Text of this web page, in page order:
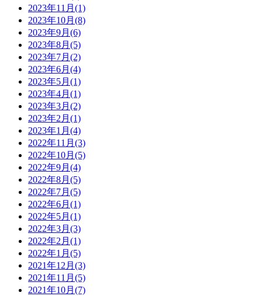
2023年11月(1)
2023年10月(8)
2023年9月(6)
2023年8月(5)
2023年7月(2)
2023年6月(4)
2023年5月(1)
2023年4月(1)
2023年3月(2)
2023年2月(1)
2023年1月(4)
2022年11月(3)
2022年10月(5)
2022年9月(4)
2022年8月(5)
2022年7月(5)
2022年6月(1)
2022年5月(1)
2022年3月(3)
2022年2月(1)
2022年1月(5)
2021年12月(3)
2021年11月(5)
2021年10月(7)